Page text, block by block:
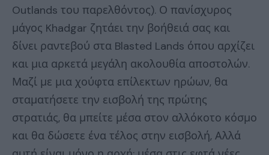
Outlands του παρελθόντος). Ο πανίσχυρος
μάγος Khadgar ζητάει την βοήθειά σας και
δίνει ραντεβού στα Blasted Lands όπου αρχίζει
και μια αρκετά μεγάλη ακολουθία αποστολών.
Μαζί με μια χούφτα επίλεκτων ηρώων, θα
σταματήσετε την εισβολή της πρώτης
στρατιάς, θα μπείτε μέσα στον αλλόκοτο κόσμο
και θα δώσετε ένα τέλος στην εισβολή, Αλλά